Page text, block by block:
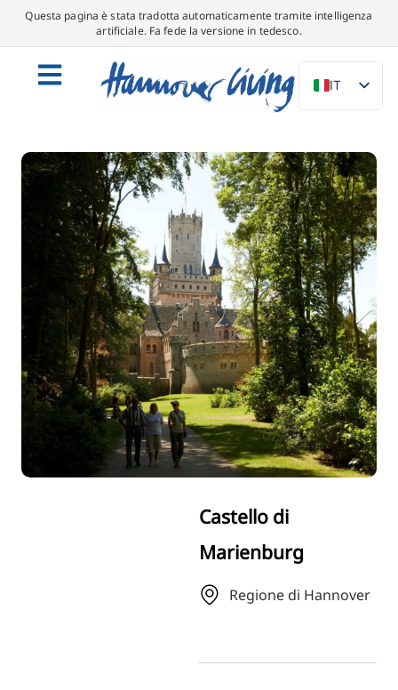
Questa pagina è stata tradotta automaticamente tramite intelligenza
artificiale. Fa fede la versione in tedesco.
IT
DE
NL
PL
ES
DA
SV
FR
PT
TR
RU
FI
ZH
Castello di
Marienburg
Regione di Hannover